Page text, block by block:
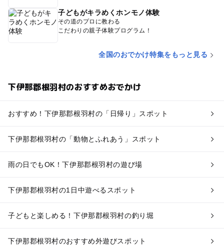
子どもがキラめくホンモノ体験
その道のプロに教わる
こだわりの親子体験プログラム！
全国のおでかけ特集をもっと見る
下伊那郡根羽村のおすすめおでかけ
おすすめ！下伊那郡根羽村の「日帰り」スポット
下伊那郡根羽村の「動物とふれあう」スポット
雨の日でもOK！下伊那郡根羽村の遊び場
下伊那郡根羽村の1日中遊べるスポット
子どもと楽しめる！下伊那郡根羽村の釣り堀
下伊那郡根羽村のおすすめ外遊びスポット